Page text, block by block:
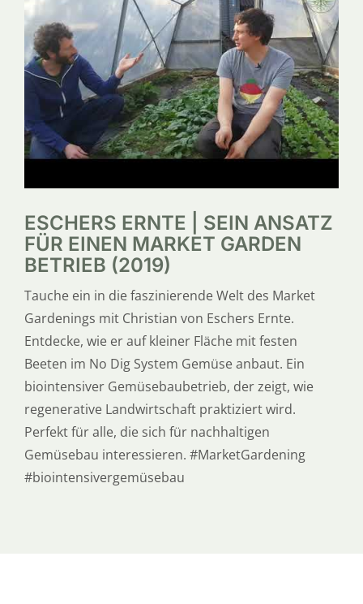
SERVICE
ÜBER UNS
ESCHERS ERNTE | SEIN ANSATZ
FÜR EINEN MARKET GARDEN
BETRIEB (2019)
Tauche ein in die faszinierende Welt des Market
Gardenings mit Christian von Eschers Ernte.
Entdecke, wie er auf kleiner Fläche mit festen
Beeten im No Dig System Gemüse anbaut. Ein
biointensiver Gemüsebaubetrieb, der zeigt, wie
regenerative Landwirtschaft praktiziert wird.
Perfekt für alle, die sich für nachhaltigen
Gemüsebau interessieren. #MarketGardening
#biointensivergemüsebau